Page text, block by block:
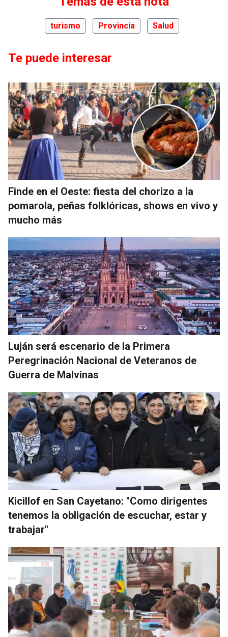
turismo Provincia Salud
Te puede interesar
Finde en el Oeste: fiesta del chorizo a la
pomarola, peñas folklóricas, shows en vivo y
mucho más
Luján será escenario de la Primera
Peregrinación Nacional de Veteranos de
Guerra de Malvinas
Kicillof en San Cayetano: "Como dirigentes
tenemos la obligación de escuchar, estar y
trabajar"